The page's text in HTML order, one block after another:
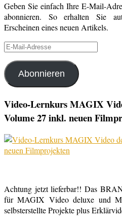
Geben Sie einfach Ihre E-Mail-
abonnieren. So erhalten Sie
Erscheinen eines neuen Artikels.
E-
Adresse
Abonnieren
Video-Lernkurs MAGIX
Volume 27 inkl. neuen
Achtung jetzt lieferbar!! Das
für MAGIX Video deluxe und
selbsterstellte Projekte plus